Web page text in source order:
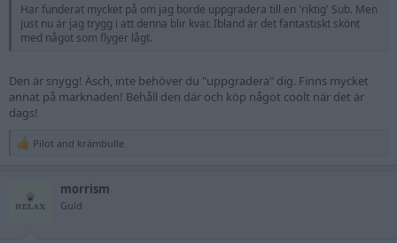
Har funderat mycket på om jag borde uppgradera till en 'riktig' Sub. Men
just nu är jag trygg i att denna blir kvar. Ibland är det fantastiskt skönt
med något som flyger lågt.
Den är snygg! Äsch, inte behöver du "uppgradera" dig. Finns mycket
annat på marknaden! Behåll den där och köp något coolt när det är
dags!
R
t
Pilot and krämbulle
morrism
Guld